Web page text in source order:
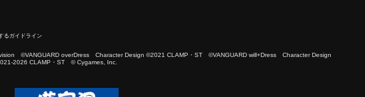
るガイドライン
©VANGUARD overDress Character Design ©2021 CLAMP・ST ©VANGUARD will+Dress Character Design
2026 CLAMP・ST © Cygames, Inc.